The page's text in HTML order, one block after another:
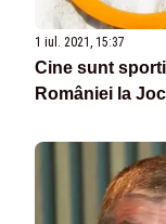
1 iul. 2021, 15:37
Cine sunt
României la